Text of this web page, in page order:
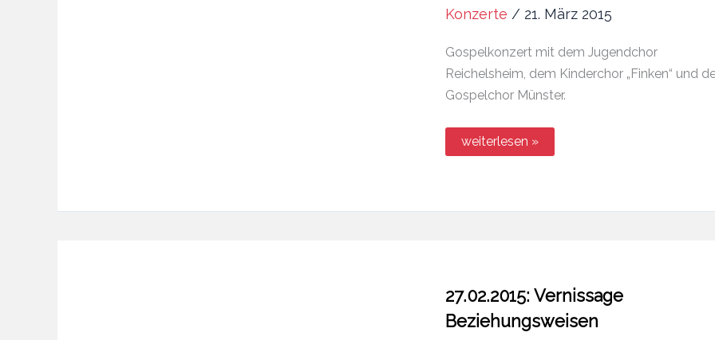
Konzerte / 21. März 2015
Gospelkonzert mit dem Jugendchor
Reichelsheim, dem Kinderchor „Finken“ und
Gospelchor Münster.
21.03.2015:
I
weiterlesen »
27.02.2015: Vernissage
Beziehungsweisen